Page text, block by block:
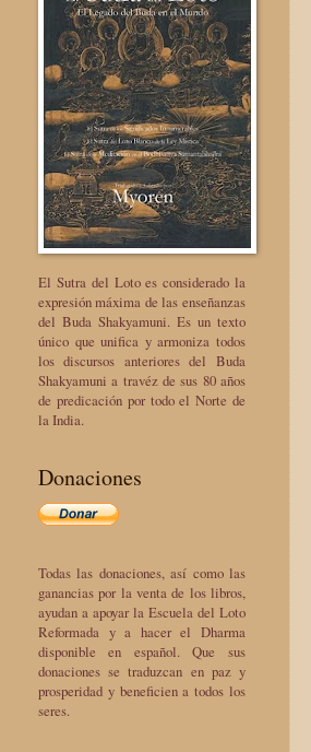
El Sutra del Loto es considerado la
expresión máxima de las enseñanzas
del Buda Shakyamuni. Es un texto
único que unifica y armoniza todos
los discursos anteriores del Buda
Shakyamuni a travéz de sus 80 años
de predicación por todo el Norte de
la India.
Donaciones
Todas las donaciones, así como las
ganancias por la venta de los libros,
ayudan a apoyar la Escuela del Loto
Reformada y a hacer el Dharma
disponible en español. Que sus
donaciones se traduzcan en paz y
prosperidad y beneficien a todos los
seres.